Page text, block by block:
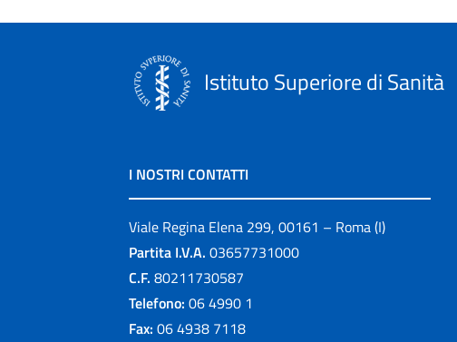
Istituto Superiore di Sanità
I NOSTRI CONTATTI
Viale Regina Elena 299, 00161 – Roma (I)
Partita I.V.A. 03657731000
C.F. 80211730587
Telefono: 06 4990 1
Fax: 06 4938 7118